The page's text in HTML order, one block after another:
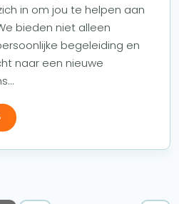
in om jou te helpen aan
bieden niet alleen
begeleiding en
naar een nieuwe